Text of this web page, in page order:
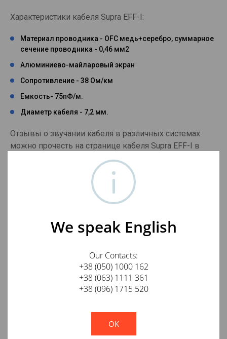
Характеристики кабеля Supra EFF-I:
Материал проводника - OFC медь+серебро, суммарное
сечение проводника - 0,46 мм2
Алюминиево-майларовый экран
Сопротивление - 38 Ом/км
Емкость- 75пФ/м.
Диаметр кабеля - 7,2 мм.
Отзывы о звучании кабеля в различных системах
можно прочесть на странице кабеля Supra EFF-I в
Отзывы о Supra EFF-IXLR AUDIO 2x1m
Оставить отзыв о товаре
We speak English
Our Contacts:
+38 (050) 1000 162
+38 (063) 1111 361
+38 (096) 1715 520
!
Not valid!
OK